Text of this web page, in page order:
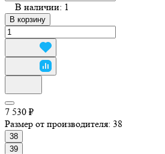
В наличии: 1
В корзину
7 530 ₽
Размер от производителя: 38
38
39